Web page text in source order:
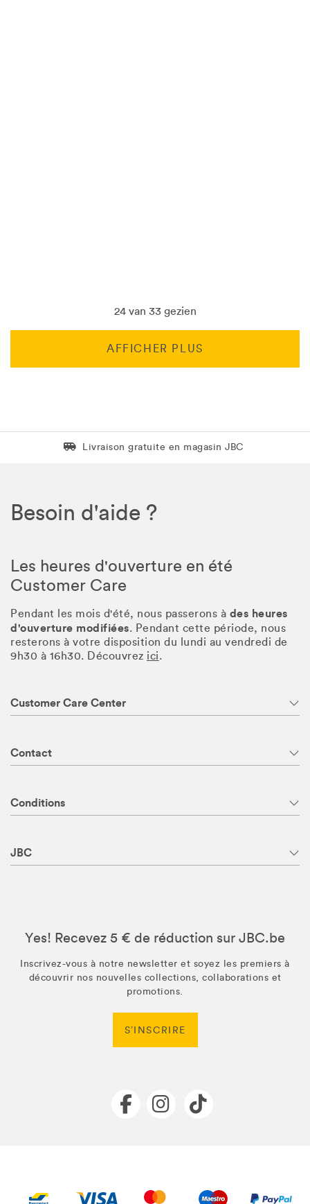
24 van 33 gezien
AFFICHER PLUS
Livraison gratuite en magasin JBC
Livraison gratuite en magasin JBC
Besoin d'aide ?
Les heures d'ouverture en été
Customer Care
Pendant les mois d'été, nous passerons à des heures
d'ouverture modifiées. Pendant cette période, nous
resterons à votre disposition du lundi au vendredi de
9h30 à 16h30. Découvrez ici.
Customer Care Center
Contact
Conditions
JBC
Yes! Recevez 5 € de réduction sur JBC.be
Inscrivez-vous à notre newsletter et soyez les premiers à
découvrir nos nouvelles collections, collaborations et
promotions.
S’INSCRIRE